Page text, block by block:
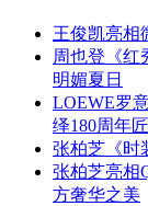
王俊凯亮相
周也登《红
明媚夏日
LOEWE罗
绎180周年
张柏芝《时
张柏芝亮相
方奢华之美